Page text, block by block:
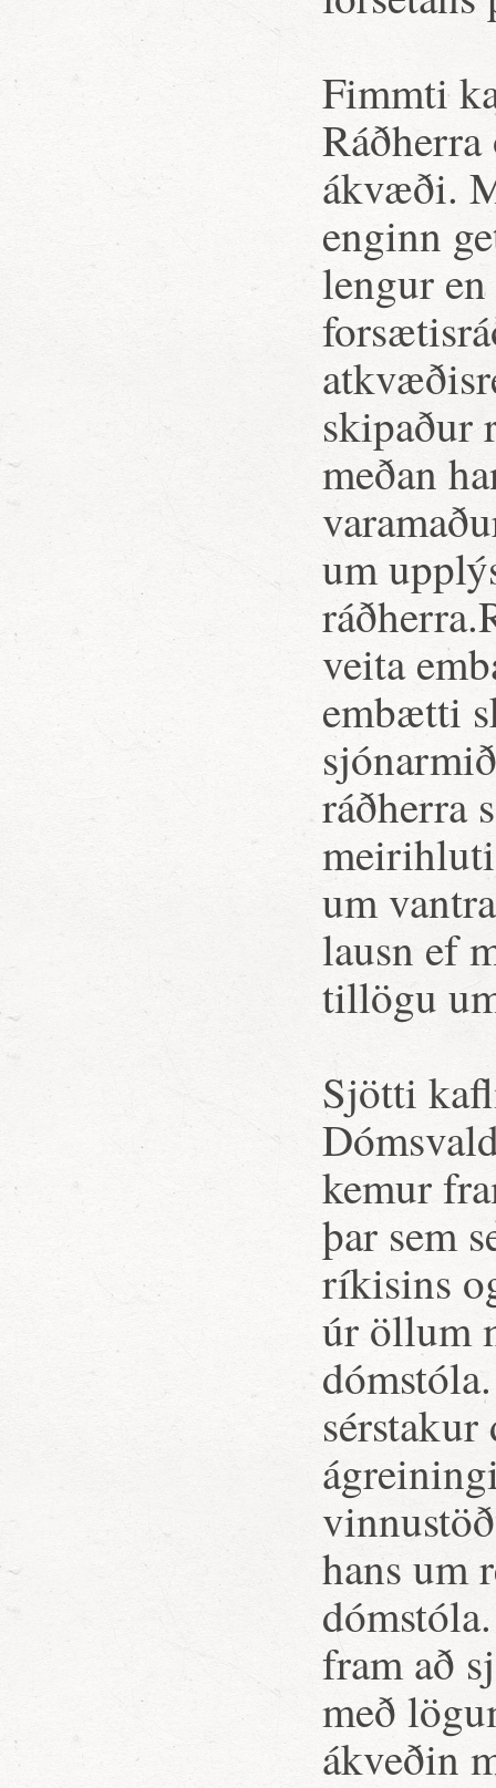
Fimmti
ákvæði.
enginn
lengur
skipaður
meðan
um
veita
embætti
ráðherra
um
lausn ef
tillögu
Sjötti
kemur
þar sem
ríkisins
úr öllum
hans um
fram að
með
ákveðin